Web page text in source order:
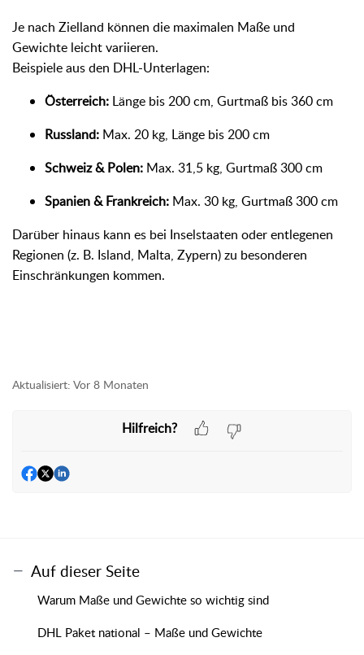
Je nach Zielland können die maximalen Maße und
Gewichte leicht variieren.
Beispiele aus den DHL-Unterlagen:
Österreich: Länge bis 200 cm, Gurtmaß bis 360 cm
Russland: Max. 20 kg, Länge bis 200 cm
Schweiz & Polen: Max. 31,5 kg, Gurtmaß 300 cm
Spanien & Frankreich: Max. 30 kg, Gurtmaß 300 cm
Darüber hinaus kann es bei Inselstaaten oder entlegenen
Regionen (z. B. Island, Malta, Zypern) zu besonderen
Einschränkungen kommen.
Aktualisiert: Vor 8 Monaten
Hilfreich?
Auf dieser Seite
Warum Maße und Gewichte so wichtig sind
DHL Paket national – Maße und Gewichte